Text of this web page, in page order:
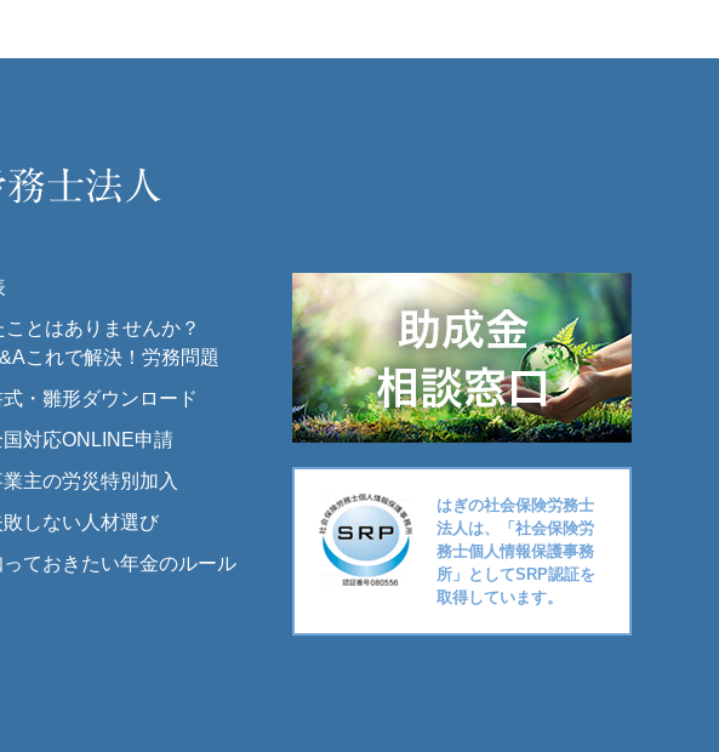
ことはありませんか？
これで解決！労務問題
式・雛形ダウンロード
国対応ONLINE申請
主の労災特別加入
敗しない人材選び
っておきたい年金のルール
はぎの社会保険労務士
法人は、「社会保険労
務士個人情報保護事務
所」としてSRP認証を
取得しています。